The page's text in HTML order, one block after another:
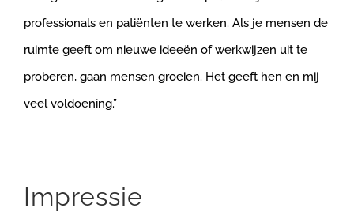
professionals en patiënten te werken. Als je mensen de
ruimte geeft om nieuwe ideeën of werkwijzen uit te
proberen, gaan mensen groeien. Het geeft hen en mij
veel voldoening.”
Impressie